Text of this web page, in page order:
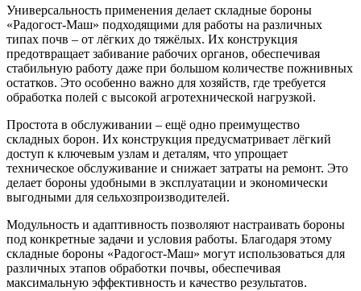
Универсальность применения делает складные бороны
«Радогост-Маш» подходящими для работы на различных
типах почв – от лёгких до тяжёлых. Их конструкция
предотвращает забивание рабочих органов, обеспечивая
стабильную работу даже при большом количестве пожнивных
остатков. Это особенно важно для хозяйств, где требуется
обработка полей с высокой агротехнической нагрузкой.
Простота в обслуживании – ещё одно преимущество
складных борон. Их конструкция предусматривает лёгкий
доступ к ключевым узлам и деталям, что упрощает
техническое обслуживание и снижает затраты на ремонт. Это
делает бороны удобными в эксплуатации и экономически
выгодными для сельхозпроизводителей.
Модульность и адаптивность позволяют настраивать бороны
под конкретные задачи и условия работы. Благодаря этому
складные бороны «Радогост-Маш» могут использоваться для
различных этапов обработки почвы, обеспечивая
максимальную эффективность и качество результатов.